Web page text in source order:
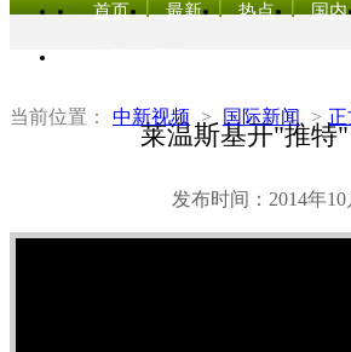
首页 最新 热点 国内
当前位置： 中新视频 > 国际新闻 > 正
莱温斯基开"推特
发布时间：2014年10